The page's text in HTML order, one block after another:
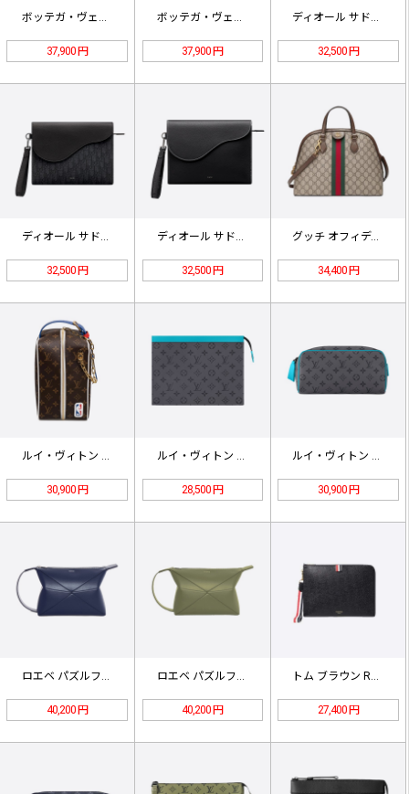
37,900 円 37,900 円 32,500 円
ディオール サドル A5 トライアン…
32,500 円
ディオール サドル A5 トライアン…
32,500 円
グッチ オフィディアシェルバッグ
34,400 円
ルイ・ヴィトン LV×NBA クロー…
30,900 円
ルイ・ヴィトン ポシェット・ヴォワヤ…
28,500 円
ルイ・ヴィトン ディップキット モノ…
30,900 円
40,200 円 40,200 円 27,400 円